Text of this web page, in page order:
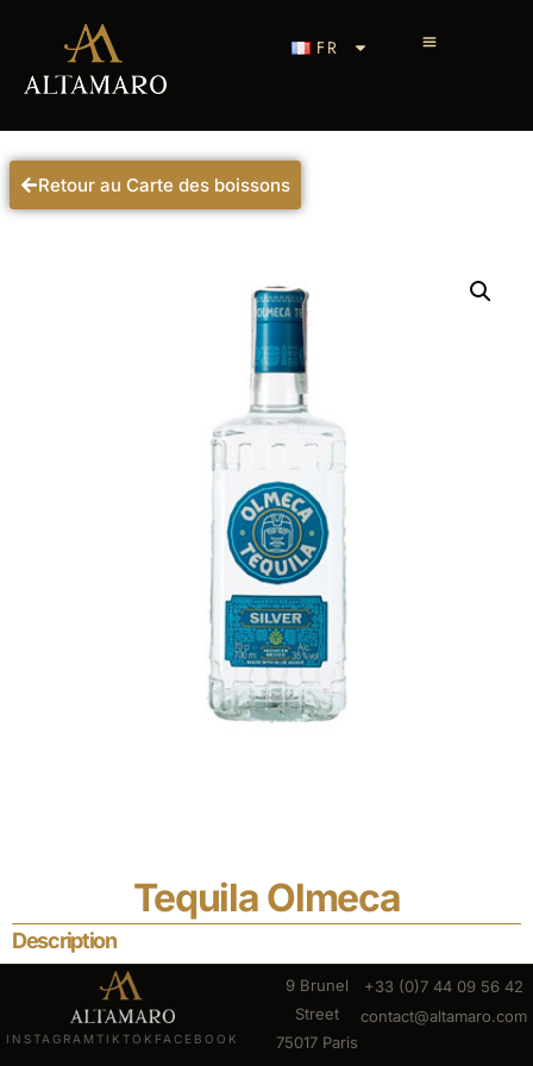
FR
Retour au Carte des boissons
Tequila Olmeca
Description
INSTAGRAM TIKTOK FACEBOOK
9 Brunel
Street
75017 Paris
+33 (0)7 44 09 56 42
contact@altamaro.com